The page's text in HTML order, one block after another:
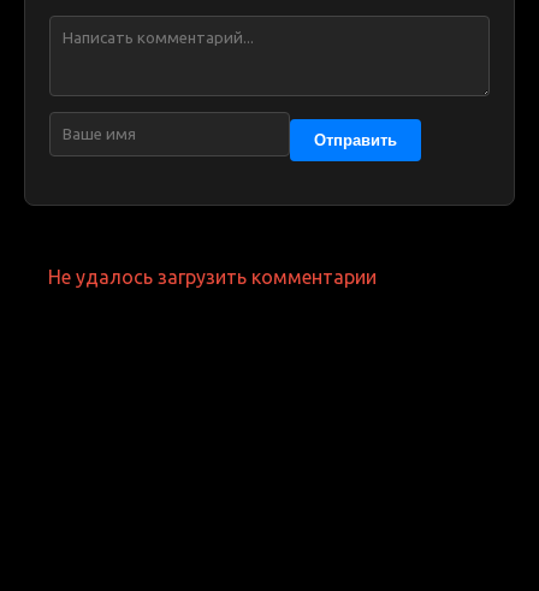
Отправить
Не удалось загрузить комментарии